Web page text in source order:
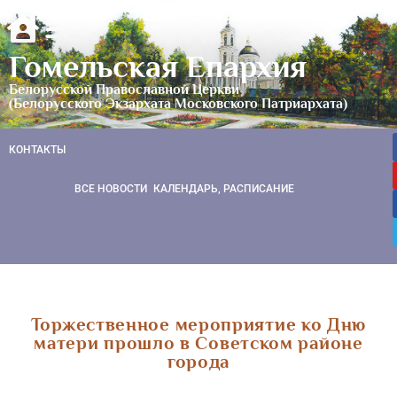
Гомельская Епархия
Белорусской Православной Церкви
(Белорусского Экзархата Московского Патриархата)
КОНТАКТЫ
ВСЕ НОВОСТИ КАЛЕНДАРЬ, РАСПИСАНИЕ
Торжественное мероприятие ко Дню
матери прошло в Советском районе
города